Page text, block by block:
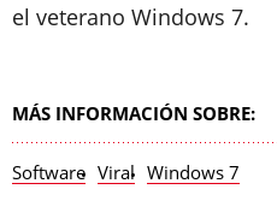
el veterano Windows 7.
MÁS INFORMACIÓN SOBRE:
Software Viral Windows 7